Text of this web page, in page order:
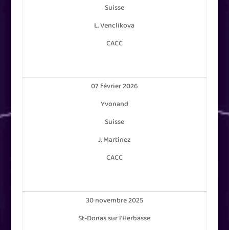
Suisse
L. Venclikova
CACC
07 février 2026
Yvonand
Suisse
J. Martinez
CACC
30 novembre 2025
St-Donas sur l'Herbasse